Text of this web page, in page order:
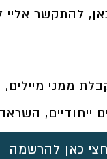
, להתקשר אליי
ממני מיילים,
ייחודיים,
כאן להרשמה